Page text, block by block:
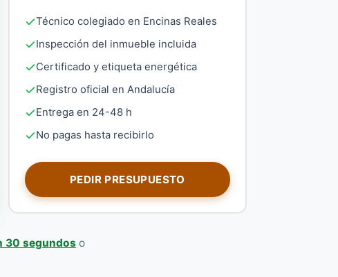
Técnico colegiado en Encinas Reales
Inspección del inmueble incluida
Certificado y etiqueta energética
Registro oficial en Andalucía
Entrega en 24-48 h
No pagas hasta recibirlo
PEDIR PRESUPUESTO
30 segundos o